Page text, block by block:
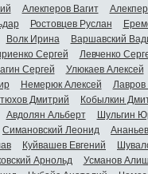
Алекперов Вагит
Ростовцев Руслан
Волк Ирина Варшавский
Сергей Левченко
Сергей Улюкаев Алексей
Немерюк Алексей Лавров
Дмитрий Кобылкин
Авдолян Альберт Шульгин
Симановский Леонид
Куйвашев Евгений
Арнольд Усманов